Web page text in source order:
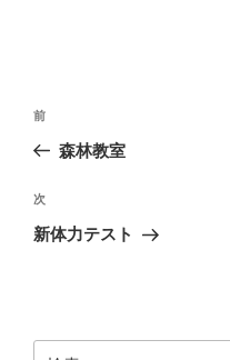
投
ビ
ゲ
ン
前
の
稿
前
森林教室
次
の
次
新体力テスト